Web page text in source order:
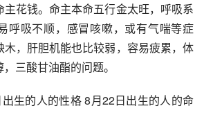
花钱。命主本命五行金太旺，呼吸系
呼吸不顺，感冒咳嗽，或有气喘等症
，肝胆机能也比较弱，容易疲累，体
三酸甘油酯的问题。
出生的人的性格 8月22日出生的人的命